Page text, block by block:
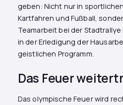
geben: Nicht nur in
Kartfahren und Fußball,
Teamarbeit bei der Stadtrallye
in der Erledigung der
geistlichen Programm.
Das Feuer
Das olympische Feuer wird